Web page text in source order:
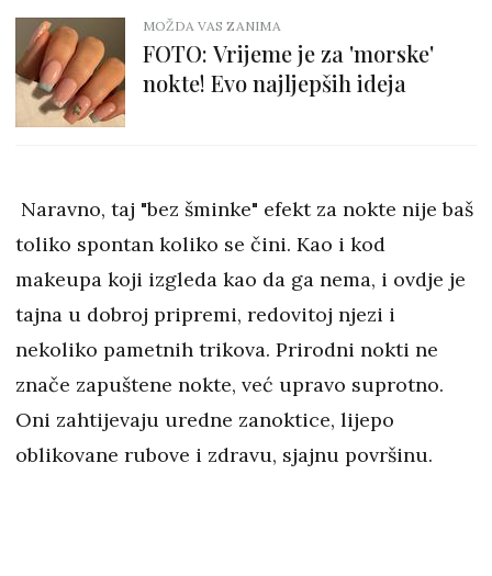
MOŽDA VAS ZANIMA
FOTO: Vrijeme je za 'morske'
nokte! Evo najljepših ideja
Naravno, taj "bez šminke" efekt za nokte nije baš
toliko spontan koliko se čini. Kao i kod
makeupa koji izgleda kao da ga nema, i ovdje je
tajna u dobroj pripremi, redovitoj njezi i
nekoliko pametnih trikova. Prirodni nokti ne
znače zapuštene nokte, već upravo suprotno.
Oni zahtijevaju uredne zanoktice, lijepo
oblikovane rubove i zdravu, sjajnu površinu.